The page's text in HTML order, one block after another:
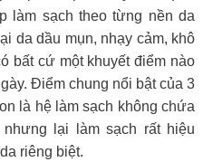
làm sạch theo từng nền da
da dầu mụn, nhạy cảm, khô
bất cứ một khuyết điểm nào
Điểm chung nổi bật của 3
là hệ làm sạch không chứa
lại làm sạch rất hiệu
riêng biệt.